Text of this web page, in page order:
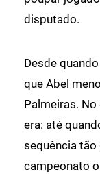
disputado.
Desde
que Abel
Palmeiras.
era: até
sequência tão
campeonato